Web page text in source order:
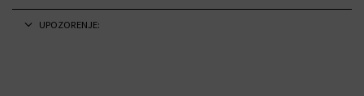
UPOZORENJE: